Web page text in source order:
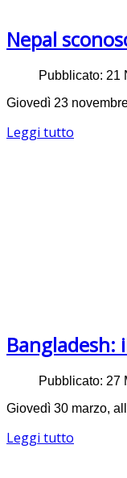
Nepal
Pubblicato: 21
Giovedì 23
Leggi tutto
Bangladesh:
Pubblicato: 27
Giovedì 30 marzo,
Leggi tutto